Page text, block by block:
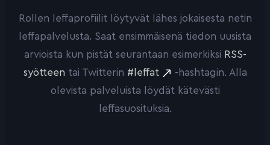
Rollen leffaprofiilit löytyvät lähes jokaisesta netin
leffapalvelusta. Saat ensimmäisenä tiedon uusista
arvioista kun pistät seurantaan esimerkiksi RSS-
syötteen tai Twitterin #leffat
-hashtagin. Alla
olevista palveluista löydät kätevästi
leffasuosituksia.